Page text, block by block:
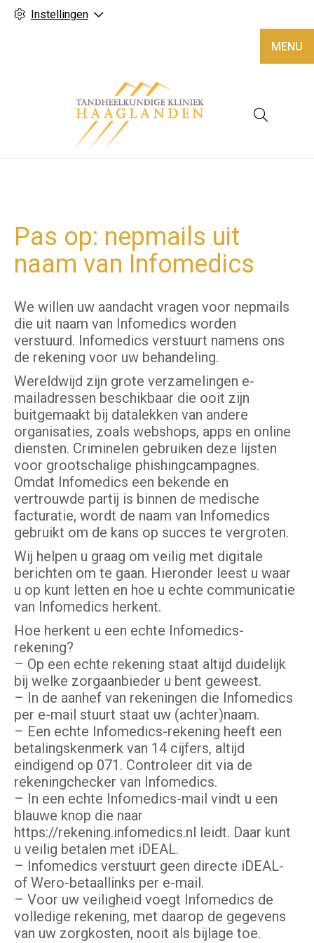
Instellingen
MENU
Pas op: nepmails uit
naam van Infomedics
We willen uw aandacht vragen voor nepmails
die uit naam van Infomedics worden
verstuurd. Infomedics verstuurt namens ons
de rekening voor uw behandeling.
Wereldwijd zijn grote verzamelingen e-
mailadressen beschikbaar die ooit zijn
buitgemaakt bij datalekken van andere
organisaties, zoals webshops, apps en online
diensten. Criminelen gebruiken deze lijsten
voor grootschalige phishingcampagnes.
Omdat Infomedics een bekende en
vertrouwde partij is binnen de medische
facturatie, wordt de naam van Infomedics
gebruikt om de kans op succes te vergroten.
Wij helpen u graag om veilig met digitale
berichten om te gaan. Hieronder leest u waar
u op kunt letten en hoe u echte communicatie
van Infomedics herkent.
Hoe herkent u een echte Infomedics-
rekening?
– Op een echte rekening staat altijd duidelijk
bij welke zorgaanbieder u bent geweest.
– In de aanhef van rekeningen die Infomedics
per e-mail stuurt staat uw (achter)naam.
– Een echte Infomedics-rekening heeft een
betalingskenmerk van 14 cijfers, altijd
eindigend op 071. Controleer dit via de
rekeningchecker van Infomedics.
– In een echte Infomedics-mail vindt u een
blauwe knop die naar
https://rekening.infomedics.nl leidt. Daar kunt
u veilig betalen met iDEAL.
– Infomedics verstuurt geen directe iDEAL-
of Wero-betaallinks per e-mail.
– Voor uw veiligheid voegt Infomedics de
volledige rekening, met daarop de gegevens
van uw zorgkosten, nooit als bijlage toe.